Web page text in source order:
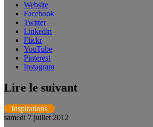
Website
Facebook
Twitter
Linkedin
Flickr
YouTube
Pinterest
Instagram
Lire le suivant
Inspirations
samedi 7 juillet 2012